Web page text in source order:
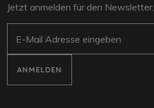
Jetzt anmelden für den Newsletter:
ANMELDEN